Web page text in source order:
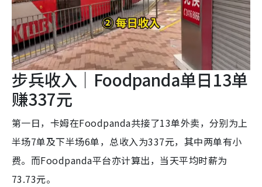
步兵收入｜Foodpanda单日13单
赚337元
第一日，卡姆在Foodpanda共接了13单外卖，分别为上
半场7单及下半场6单，总收入为337元，其中两单有小
费。而Foodpanda平台亦计算出，当天平均时薪为
73.73元。